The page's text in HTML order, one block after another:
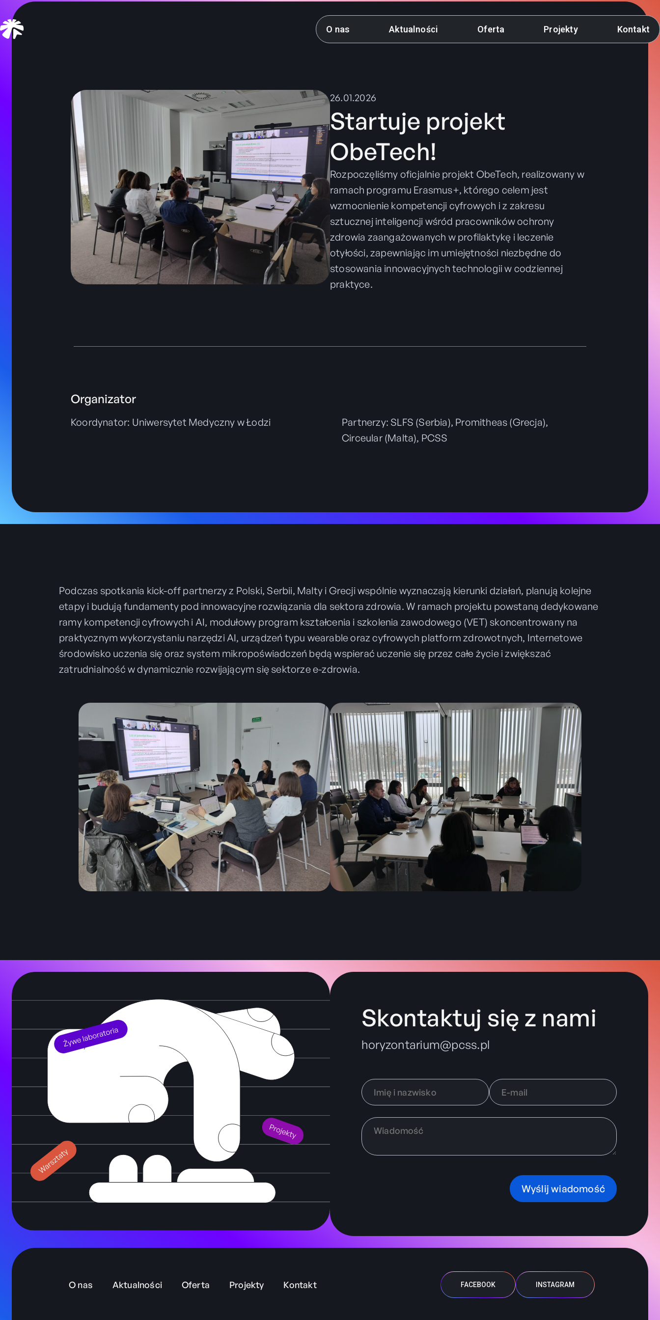
O nas Aktualności Oferta Projekty Kontakt
26.01.2026
Startuje projekt
ObeTech!
Rozpoczęliśmy oficjalnie projekt ObeTech, realizowany w
ramach programu Erasmus+, którego celem jest
wzmocnienie kompetencji cyfrowych i z zakresu
sztucznej inteligencji wśród pracowników ochrony
zdrowia zaangażowanych w profilaktykę i leczenie
otyłości, zapewniając im umiejętności niezbędne do
stosowania innowacyjnych technologii w codziennej
praktyce.
Organizator
Koordynator: Uniwersytet Medyczny w Łodzi
Partnerzy: SLFS (Serbia), Promitheas (Grecja),
Circeular (Malta), PCSS
Podczas spotkania kick-off partnerzy z Polski, Serbii, Malty i Grecji wspólnie wyznaczają kierunki działań, planują kolejne
etapy i budują fundamenty pod innowacyjne rozwiązania dla sektora zdrowia. W ramach projektu powstaną dedykowane
ramy kompetencji cyfrowych i AI, modułowy program kształcenia i szkolenia zawodowego (VET) skoncentrowany na
praktycznym wykorzystaniu narzędzi AI, urządzeń typu wearable oraz cyfrowych platform zdrowotnych, Internetowe
środowisko uczenia się oraz system mikropoświadczeń będą wspierać uczenie się przez całe życie i zwiększać
zatrudnialność w dynamicznie rozwijającym się sektorze e-zdrowia.
Skontaktuj się z nami
horyzontarium@pcss.pl
Wyślij wiadomość
O nas Aktualności Oferta Projekty Kontakt FACEBOOK INSTAGRAM